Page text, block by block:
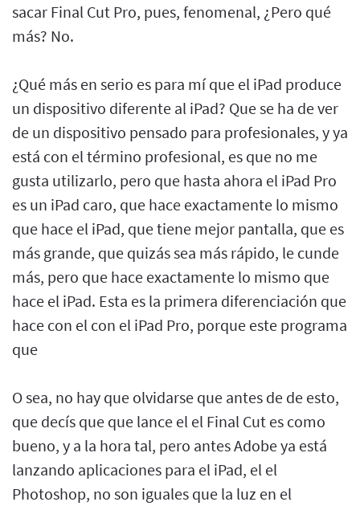
sacar Final Cut Pro, pues, fenomenal, ¿Pero qué
más? No.
¿Qué más en serio es para mí que el iPad produce
un dispositivo diferente al iPad? Que se ha de ver
de un dispositivo pensado para profesionales, y ya
está con el término profesional, es que no me
gusta utilizarlo, pero que hasta ahora el iPad Pro
es un iPad caro, que hace exactamente lo mismo
que hace el iPad, que tiene mejor pantalla, que es
más grande, que quizás sea más rápido, le cunde
más, pero que hace exactamente lo mismo que
hace el iPad. Esta es la primera diferenciación que
hace con el con el iPad Pro, porque este programa
que
O sea, no hay que olvidarse que antes de de esto,
que decís que que lance el el Final Cut es como
bueno, y a la hora tal, pero antes Adobe ya está
lanzando aplicaciones para el iPad, el el
Photoshop, no son iguales que la luz en el